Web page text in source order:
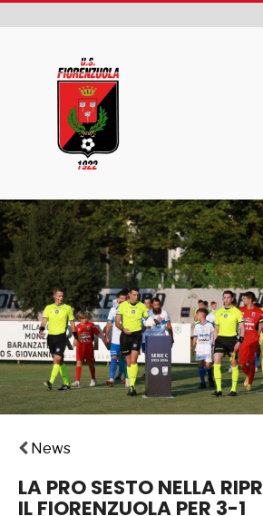
News
LA PRO SESTO NELLA
IL FIORENZUOLA PER 3-1